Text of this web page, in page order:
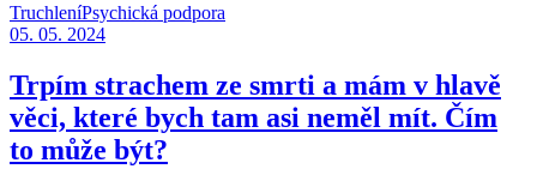
TruchleníPsychická podpora
05. 05. 2024
Trpím strachem ze smrti a mám v hlavě
věci, které bych tam asi neměl mít. Čím
to může být?